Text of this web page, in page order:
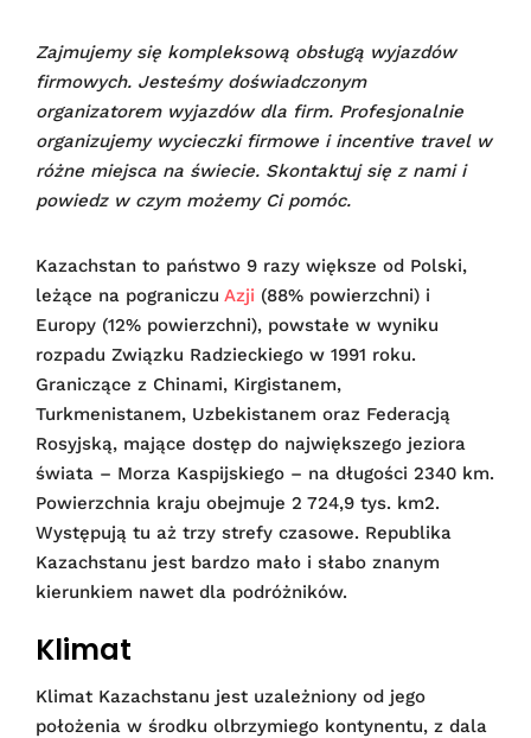
Zajmujemy się kompleksową obsługą wyjazdów
firmowych. Jesteśmy doświadczonym
organizatorem wyjazdów dla firm. Profesjonalnie
organizujemy wycieczki firmowe i incentive travel w
różne miejsca na świecie. Skontaktuj się z nami i
powiedz w czym możemy Ci pomóc.
Kazachstan to państwo 9 razy większe od Polski,
leżące na pograniczu Azji (88% powierzchni) i
Europy (12% powierzchni), powstałe w wyniku
rozpadu Związku Radzieckiego w 1991 roku.
Graniczące z Chinami, Kirgistanem,
Turkmenistanem, Uzbekistanem oraz Federacją
Rosyjską, mające dostęp do największego jeziora
świata – Morza Kaspijskiego – na długości 2340 km.
Powierzchnia kraju obejmuje 2 724,9 tys. km2.
Występują tu aż trzy strefy czasowe. Republika
Kazachstanu jest bardzo mało i słabo znanym
kierunkiem nawet dla podróżników.
Klimat
Klimat Kazachstanu jest uzależniony od jego
położenia w środku olbrzymiego kontynentu, z dala